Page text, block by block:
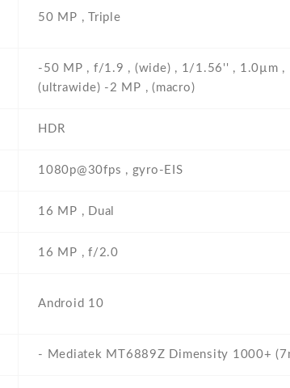
50 MP , Triple
-50 MP , f/1.9 , (wide) , 1/1.56'' , 1.0µm ,
(ultrawide) -2 MP , (macro)
HDR
1080p@30fps , gyro-EIS
16 MP , Dual
16 MP , f/2.0
Android 10
- Mediatek MT6889Z Dimensity 1000+